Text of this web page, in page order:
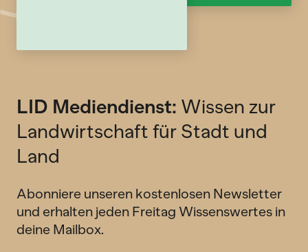
LID Mediendienst: Wissen zur
Landwirtschaft für Stadt und
Land
Abonniere unseren kostenlosen Newsletter
und erhalten jeden Freitag Wissenswertes in
deine Mailbox.